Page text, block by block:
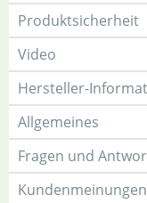
Produktsicherheit
Video
Hersteller-
Allgemeines
Fragen und
Kundenmeinungen